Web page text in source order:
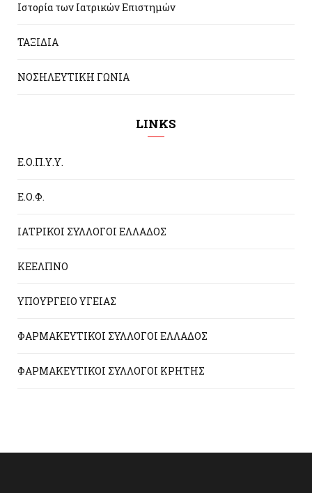
Ιστορία των Ιατρικών Επιστημών
ΤΑΞΙΔΙΑ
ΝΟΣΗΛΕΥΤΙΚΗ ΓΩΝΙΑ
LINKS
Ε.Ο.Π.Υ.Υ.
Ε.Ο.Φ.
ΙΑΤΡΙΚΟΙ ΣΥΛΛΟΓΟΙ ΕΛΛΑΔΟΣ
ΚΕΕΛΠΝΟ
ΥΠΟΥΡΓΕΙΟ ΥΓΕΙΑΣ
ΦΑΡΜΑΚΕΥΤΙΚΟΙ ΣΥΛΛΟΓΟΙ ΕΛΛΑΔΟΣ
ΦΑΡΜΑΚΕΥΤΙΚΟΙ ΣΥΛΛΟΓΟΙ ΚΡΗΤΗΣ